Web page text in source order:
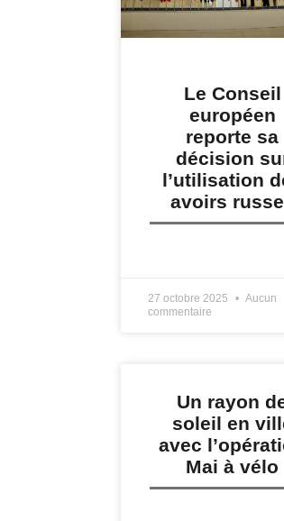
Le Conseil
européen
reporte sa
décision
l’utilisation
avoirs
27 octobre 2025
Aucun
commentaire
Un rayon
soleil en
avec
Mai à vélo